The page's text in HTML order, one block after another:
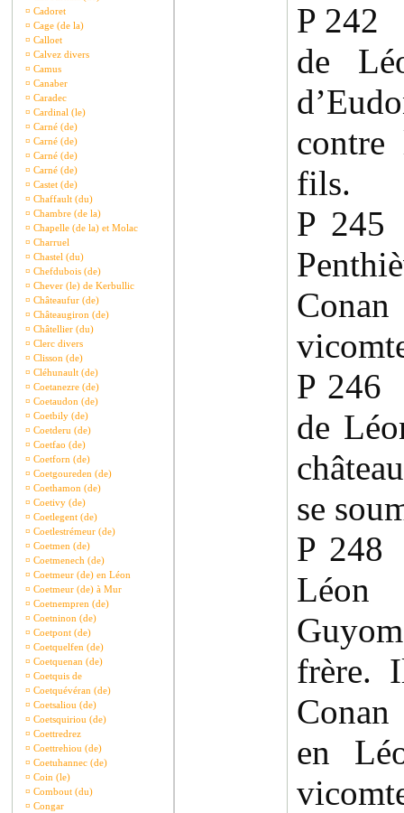
¤ Cadoret
¤ Cage (de la)
¤ Calloet
¤ Calvez divers
¤ Camus
¤ Canaber
¤ Caradec
¤ Cardinal (le)
¤ Carné (de)
¤ Carné (de)
¤ Carné (de)
¤ Carné (de)
¤ Castet (de)
¤ Chaffault (du)
¤ Chambre (de la)
¤ Chapelle (de la) et Molac
¤ Charruel
¤ Chastel (du)
¤ Chefdubois (de)
¤ Chever (le) de Kerbullic
¤ Châteaufur (de)
¤ Châteaugiron (de)
¤ Châtellier (du)
¤ Clerc divers
¤ Clisson (de)
¤ Cléhunault (de)
¤ Coetanezre (de)
¤ Coetaudon (de)
¤ Coetbily (de)
¤ Coetderu (de)
¤ Coetfao (de)
¤ Coetforn (de)
¤ Coetgoureden (de)
¤ Coethamon (de)
¤ Coetivy (de)
¤ Coetlegent (de)
¤ Coetlestrémeur (de)
¤ Coetmen (de)
¤ Coetmenech (de)
¤ Coetmeur (de) en Léon
¤ Coetmeur (de) à Mur
¤ Coetnempren (de)
¤ Coetninon (de)
¤ Coetpont (de)
¤ Coetquelfen (de)
¤ Coetquenan (de)
¤ Coetquis de
¤ Coetquévéran (de)
¤ Coetsaliou (de)
¤ Coetsquiriou (de)
¤ Coettredrez
¤ Coettrehiou (de)
¤ Coetuhannec (de)
¤ Coin (le)
¤ Combout (du)
¤ Congar
P 242
de
fils.
P
P 246
de
se
P
frère.
en